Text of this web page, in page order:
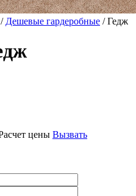
/ Дешевые гардеробные / Гедж
цены Вызвать